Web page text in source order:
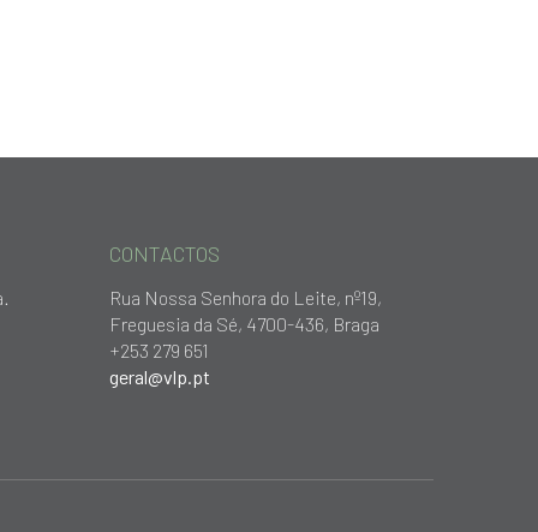
CONTACTOS
Rua Nossa Senhora do Leite, nº19,
Freguesia da Sé, 4700-436, Braga
+253 279 651
geral@vlp.pt